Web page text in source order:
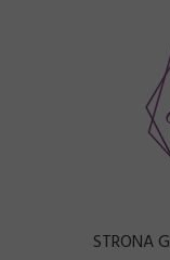
STRONA